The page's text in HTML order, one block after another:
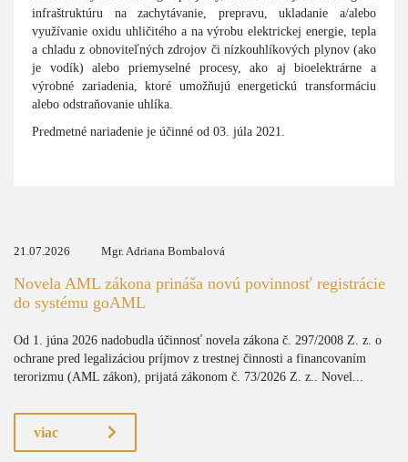
infraštruktúru na zachytávanie, prepravu, ukladanie a/alebo
využívanie oxidu uhličitého a na výrobu elektrickej energie, tepla
a chladu z obnoviteľných zdrojov či nízkouhlíkových plynov (ako
je vodík) alebo priemyselné procesy, ako aj bioelektrárne a
výrobné zariadenia, ktoré umožňujú energetickú transformáciu
alebo odstraňovanie uhlíka.
Predmetné nariadenie je účinné od 03. júla 2021.
21.07.2026 Mgr. Adriana Bombalová
Novela AML zákona prináša novú povinnosť registrácie
do systému goAML
Od 1. júna 2026 nadobudla účinnosť novela zákona č. 297/2008 Z. z. o
ochrane pred legalizáciou príjmov z trestnej činnosti a financovaním
terorizmu (AML zákon), prijatá zákonom č. 73/2026 Z. z.. Novel...
viac